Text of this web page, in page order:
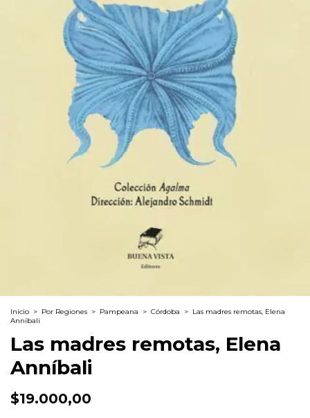
Inicio > Por Regiones > Pampeana > Córdoba > Las madres remotas, Elena
Anníbali
Las madres remotas, Elena
Anníbali
$19.000,00